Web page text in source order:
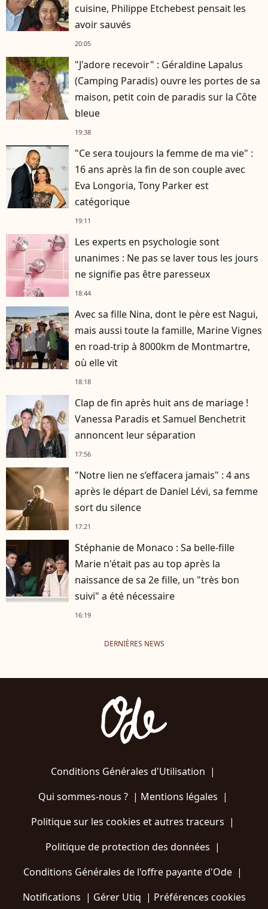
cuisine, Philippe Etchebest pensait les
avoir sauvés
20:05
"J'adore recevoir" : Géraldine Lapalus
(Camping Paradis) ouvre les portes de sa
maison, petit coin de paradis sur la Côte
bleue
19:38
"Ce sera toujours la femme de ma vie" :
16 ans après la fin de son couple avec
Eva Longoria, Tony Parker est
catégorique
19:11
Les experts en psychologie sont
unanimes : Ne pas se laver tous les jours
ne signifie pas être paresseux
18:44
Avec sa fille Nina, dont le père est Nagui,
mais aussi toute la famille, Marine Vignes
en road-trip à 8000km de Montmartre,
où elle vit
18:18
Clap de fin après huit ans de mariage !
Vanessa Paradis et Samuel Benchetrit
annoncent leur séparation
17:56
"Notre lien ne s’effacera jamais" : 4 ans
après le départ de Daniel Lévi, sa femme
sort du silence
17:21
Stéphanie de Monaco : Sa belle-fille
Marie n'était pas au top après la
naissance de sa 2e fille, un "très bon
suivi" a été nécessaire
16:19
DERNIÈRES NEWS
Conditions Générales d'Utilisation |
Qui sommes-nous ?| Mentions légales |
Politique sur les cookies et autres traceurs |
Politique de protection des données |
Conditions Générales de l'offre payante d'Ode |
Notifications | Gérer Utiq | Préférences cookies